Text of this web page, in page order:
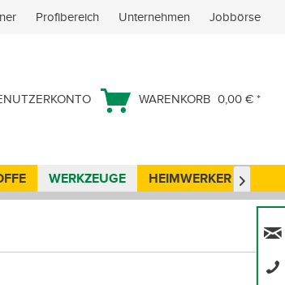
Profibereich Unternehmen Jobbörse
WARENKORB 0,00 € *
WERKZEUGE HEIMWERKER 